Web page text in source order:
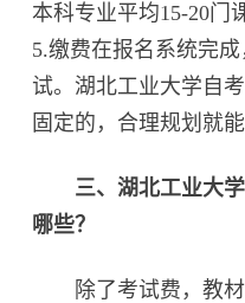
本科专业平均15-20门
5.缴费在报名系统完
试。湖北工业大学自
固定的，合理规划就能
三、湖北工业大
哪些？‌
除了考试费，教材